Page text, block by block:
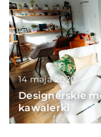
14 maja 2020
Designerskie
kawalerki